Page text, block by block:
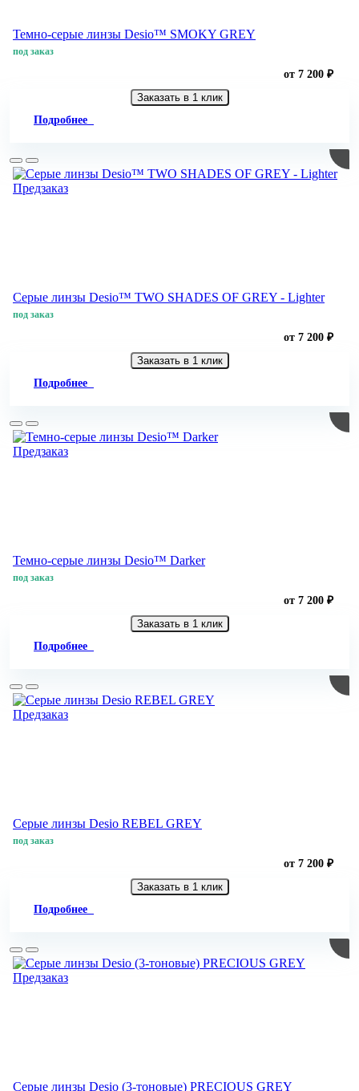
Темно-серые линзы Desio™ SMOKY GREY
под заказ
от 7 200 ₽
Заказать в 1 клик
Подробнее
Предзаказ
Серые линзы Desio™ TWO SHADES OF GREY - Lighter
под заказ
от 7 200 ₽
Заказать в 1 клик
Подробнее
Предзаказ
Темно-серые линзы Desio™ Darker
под заказ
от 7 200 ₽
Заказать в 1 клик
Подробнее
Предзаказ
Серые линзы Desio REBEL GREY
под заказ
от 7 200 ₽
Заказать в 1 клик
Подробнее
Предзаказ
Серые линзы Desio (3-тоновые) PRECIOUS GREY